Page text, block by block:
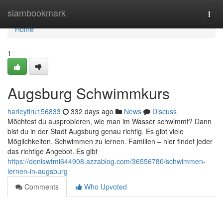
siambookmark
Home
Home
1
Augsburg Schwimmkurs
harleytiru156833 332 days ago News
Discuss
Möchtest du ausprobieren, wie man im Wasser schwimmt? Dann
bist du in der Stadt Augsburg genau richtig. Es gibt viele
Möglichkeiten, Schwimmen zu lernen. Familien – hier findet jeder
das richtige Angebot. Es gibt
https://deniswfmi644908.azzablog.com/36556780/schwimmen-
lernen-in-augsburg
Comments
Who Upvoted